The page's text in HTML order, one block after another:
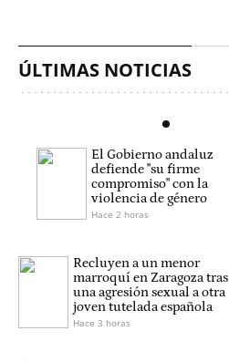
ÚLTIMAS NOTICIAS
El Gobierno andaluz
defiende "su firme
compromiso" con la
violencia de género
Hace 2 horas
Recluyen a un menor
marroquí en Zaragoza tras
una agresión sexual a otra
joven tutelada española
Hace 3 horas